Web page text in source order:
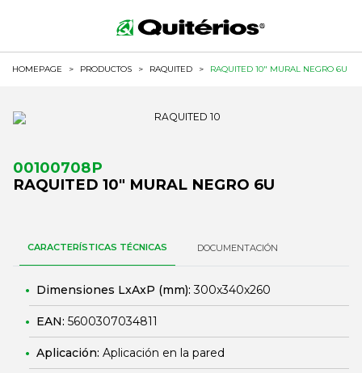
HOMEPAGE > PRODUCTOS > RAQUITED > RAQUITED 10" MURAL NEGRO 6U
00100708P
RAQUITED 10" MURAL NEGRO 6U
CARACTERÍSTICAS TÉCNICAS DOCUMENTACIÓN
Dimensiones LxAxP (mm):300x340x260
EAN: 5600307034811
Aplicación: Aplicación en la pared